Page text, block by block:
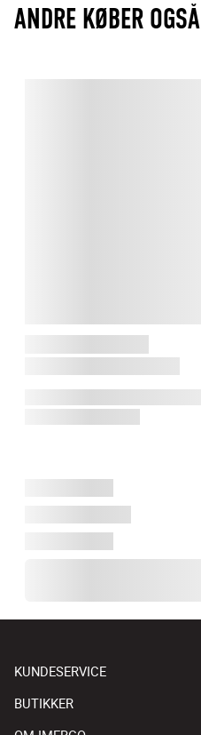
ANDRE KØBER OGSÅ
KUNDESERVICE
BUTIKKER